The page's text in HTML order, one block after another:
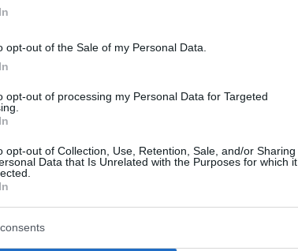
opt-out of the Sale of my Personal Data.
opt-out of processing my Personal Data for Targeted
opt-out of Collection, Use, Retention, Sale, and/or Sharing
Data that Is Unrelated with the Purposes for which it